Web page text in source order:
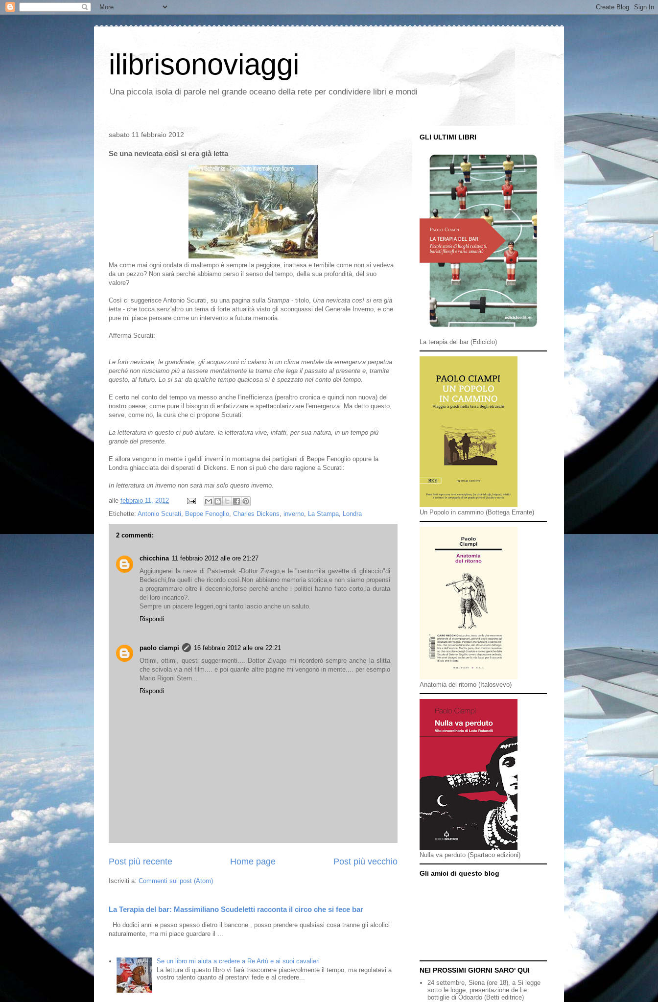
ilibrisonoviaggi
Una piccola isola di parole nel grande oceano della rete per condividere libri e mondi
sabato 11 febbraio 2012
Se una nevicata così si era già letta
Ma come mai ogni ondata di maltempo è sempre la peggiore, inattesa e terribile come non si vedeva
da un pezzo? Non sarà perché abbiamo perso il senso del tempo, della sua profondità, del suo
valore?
Così ci suggerisce Antonio Scurati, su una pagina sulla Stampa - titolo, Una nevicata così si era già
letta - che tocca senz'altro un tema di forte attualità visto gli sconquassi del Generale Inverno, e che
pure mi piace pensare come un intervento a futura memoria.
Afferma Scurati:
Le forti nevicate, le grandinate, gli acquazzoni ci calano in un clima mentale da emergenza perpetua
perché non riusciamo più a tessere mentalmente la trama che lega il passato al presente e, tramite
questo, al futuro. Lo si sa: da qualche tempo qualcosa si è spezzato nel conto del tempo.
E certo nel conto del tempo va messo anche l'inefficienza (peraltro cronica e quindi non nuova) del
nostro paese; come pure il bisogno di enfatizzare e spettacolarizzare l'emergenza. Ma detto questo,
serve, come no, la cura che ci propone Scurati:
La letteratura in questo ci può aiutare. la letteratura vive, infatti, per sua natura, in un tempo più
grande del presente.
E allora vengono in mente i gelidi inverni in montagna dei partigiani di Beppe Fenoglio oppure la
Londra ghiacciata dei disperati di Dickens. E non si può che dare ragione a Scurati:
In letteratura un inverno non sarà mai solo questo inverno.
alle febbraio 11, 2012
Etichette: Antonio Scurati, Beppe Fenoglio, Charles Dickens, inverno, La Stampa, Londra
2 commenti:
chicchina 11 febbraio 2012 alle ore 21:27
Aggiungerei la neve di Pasternak -Dottor Zivago,e le "centomila gavette di ghiaccio"di
Bedeschi,fra quelli che ricordo così.Non abbiamo memoria storica,e non siamo propensi
a programmare oltre il decennio,forse perchè anche i politici hanno fiato corto,la durata
del loro incarico?.
Sempre un piacere leggeri,ogni tanto lascio anche un saluto.
Rispondi
paolo ciampi
16 febbraio 2012 alle ore 22:21
Ottimi, ottimi, questi suggerimenti.... Dottor Zivago mi ricorderò sempre anche la slitta
che scivola via nel film.... e poi quante altre pagine mi vengono in mente.... per esempio
Mario Rigoni Stern...
Rispondi
Post più recente Post più vecchio
Home page
Iscriviti a: Commenti sul post (Atom)
La Terapia del bar: Massimiliano Scudeletti racconta il circo che si fece bar
Ho dodici anni e passo spesso dietro il bancone , posso prendere qualsiasi cosa tranne gli alcolici
naturalmente, ma mi piace guardare il ...
Se un libro mi aiuta a credere a Re Artù e ai suoi cavalieri
La lettura di questo libro vi farà trascorrere piacevolmente il tempo, ma regolatevi a
vostro talento quanto al prestarvi fede e al credere...
GLI ULTIMI LIBRI
La terapia del bar (Ediciclo)
Un Popolo in cammino (Bottega Errante)
Anatomia del ritorno (Italosvevo)
Nulla va perduto (Spartaco edizioni)
Gli amici di questo blog
NEI PROSSIMI GIORNI SARO' QUI
24 settembre, Siena (ore 18), a Si legge
sotto le logge, presentazione de Le
bottiglie di Odoardo (Betti editrice)